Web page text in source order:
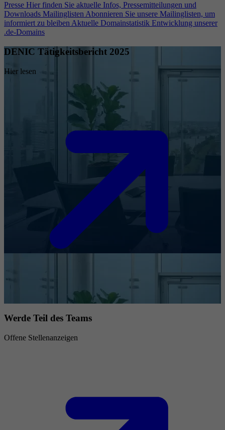
Presse Hier finden Sie aktuelle Infos, Pressemitteilungen und
Downloads Mailinglisten Abonnieren Sie unsere Mailinglisten, um
informiert zu bleiben Aktuelle Domainstatistik Entwicklung unserer
.de-Domains
DENIC Tätigkeitsbericht 2025
Hier lesen
Werde Teil des Teams
Offene Stellenanzeigen